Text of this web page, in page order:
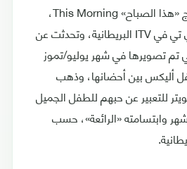
ثم ظهرت جين في برنامج «هذا الصباح» This Morning،
الذي يُعرض على قناة آي تي في ITV البريطانية، وتحدثت عن
تم تصويرها في شهر يوليو/تموز
أليكس بين أحضانها، وذهب
للتعبير عن حبهم للطفل الجميل
وابتسامته «الرائعة»، حسب